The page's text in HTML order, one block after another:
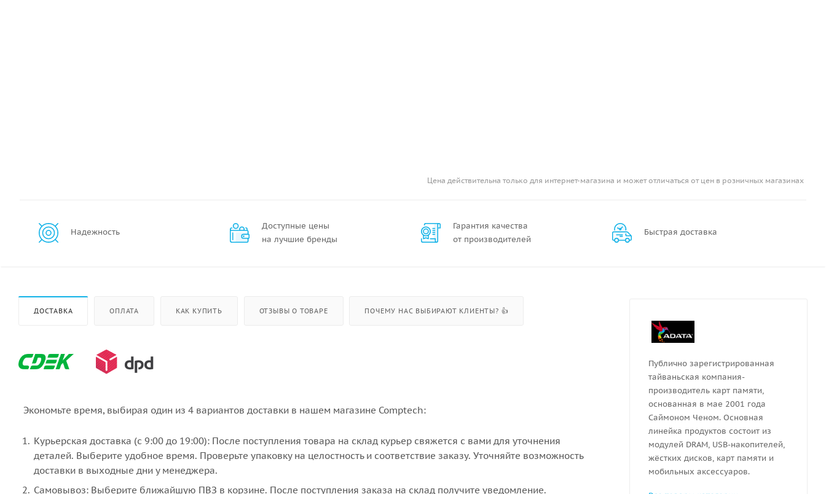
Цена действительна только для интернет-магазина и может отличаться от цен в розничных магазинах
Надежность
Доступные цены
на лучшие бренды
Гарантия качества
от производителей
Быстрая доставка
ДОСТАВКА ОПЛАТА КАК КУПИТЬ ОТЗЫВЫ О ТОВАРЕ ПОЧЕМУ НАС ВЫБИРАЮТ КЛИЕНТЫ? 👍
Экономьте время, выбирая один из 4 вариантов доставки в нашем магазине Comptech:
Курьерская доставка (с 9:00 до 19:00): После поступления товара на склад курьер свяжется с вами для уточнения
деталей. Выберите удобное время. Проверьте упаковку на целостность и соответствие заказу. Уточняйте возможность
доставки в выходные дни у менеджера.
Самовывоз: Выберите ближайшую ПВЗ в корзине. После поступления заказа на склад получите уведомление.
Публично зарегистрированная
тайваньская компания-
производитель карт памяти,
основанная в мае 2001 года
Саймоном Ченом. Основная
линейка продуктов состоит из
модулей DRAM, USB-накопителей,
жёстких дисков, карт памяти и
мобильных аксессуаров.